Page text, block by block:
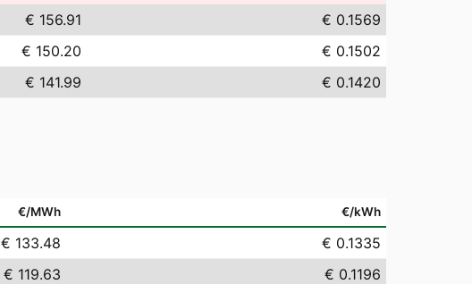
€ 156.91
€ 0.1569
€ 150.20
€ 0.1502
€ 141.99 € 0.1420
€/MWh €/kWh
€ 133.48
€ 0.1335
€ 119.63
€ 0.1196